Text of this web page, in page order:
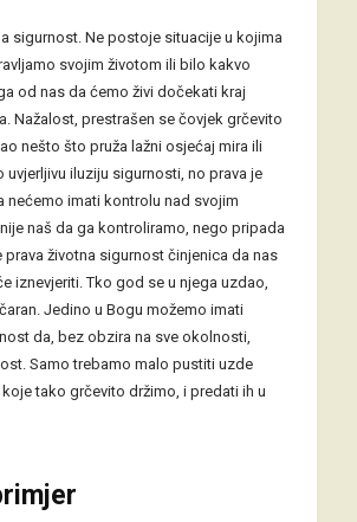
sigurnost. Ne postoje situacije u kojima
svojim životom ili bilo kakvo
od nas da ćemo živi dočekati kraj
Nažalost, prestrašen se čovjek grčevito
nešto što pruža lažni osjećaj mira ili
uvjerljivu iluziju sigurnosti, no prava je
nećemo imati kontrolu nad svojim
naš da ga kontroliramo, nego pripada
prava životna sigurnost činjenica da nas
iznevjeriti. Tko god se u njega uzdao,
Jedino u Bogu možemo imati
da, bez obzira na sve okolnosti,
Samo trebamo malo pustiti uzde
tako grčevito držimo, i predati ih u